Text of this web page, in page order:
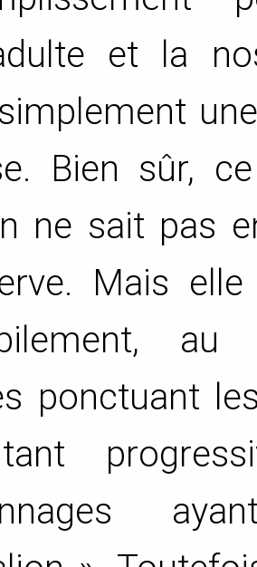
et la
Bien sûr,
ne sait pas
Mais
au
ponctuant